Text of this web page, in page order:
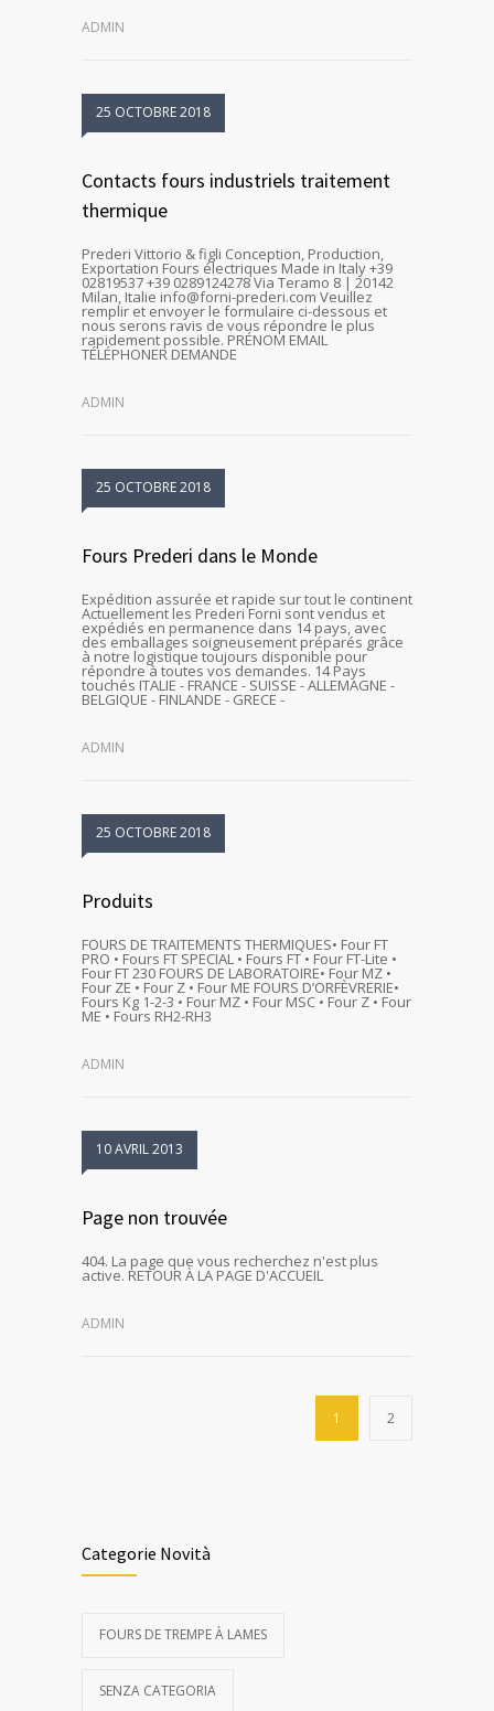
ADMIN
25 OCTOBRE 2018
Contacts fours industriels traitement
thermique
Prederi Vittorio & figli Conception, Production,
Exportation Fours électriques Made in Italy +39
02819537 +39 0289124278 Via Teramo 8 | 20142
Milan, Italie info@forni-prederi.com Veuillez
remplir et envoyer le formulaire ci-dessous et
nous serons ravis de vous répondre le plus
rapidement possible. PRÉNOM EMAIL
TÉLÉPHONER DEMANDE
ADMIN
25 OCTOBRE 2018
Fours Prederi dans le Monde
Expédition assurée et rapide sur tout le continent
Actuellement les Prederi Forni sont vendus et
expédiés en permanence dans 14 pays, avec
des emballages soigneusement préparés grâce
à notre logistique toujours disponible pour
répondre à toutes vos demandes. 14 Pays
touchés ITALIE - FRANCE - SUISSE - ALLEMAGNE -
BELGIQUE - FINLANDE - GRECE -
ADMIN
25 OCTOBRE 2018
Produits
FOURS DE TRAITEMENTS THERMIQUES• Four FT
PRO • Fours FT SPECIAL • Fours FT • Four FT-Lite •
Four FT 230 FOURS DE LABORATOIRE• Four MZ •
Four ZE • Four Z • Four ME FOURS D’ORFÈVRERIE•
Fours Kg 1-2-3 • Four MZ • Four MSC • Four Z • Four
ME • Fours RH2-RH3
ADMIN
10 AVRIL 2013
Page non trouvée
404. La page que vous recherchez n'est plus
active. RETOUR À LA PAGE D'ACCUEIL
ADMIN
1 2
Categorie Novità
FOURS DE TREMPE À LAMES
SENZA CATEGORIA